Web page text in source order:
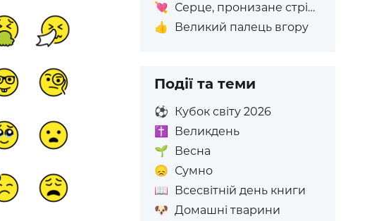
💘 Серце, пронизане стрілою
👍
Великий палець вгору
Події та теми
⚽ Кубок світу 2026
✝️
Великдень
🌱 Весна
😞 Сумно
📖 Всесвітній день книги
🐶 Домашні тварини